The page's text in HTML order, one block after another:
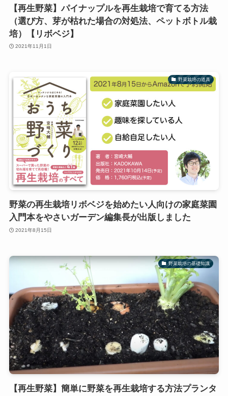
【再生野菜】パイナップルを再生栽培で育てる方法
（選び方、芽が枯れた場合の対処法、ペットボトル栽
培）【リボベジ】
2021年11月1日
野菜栽培の道具
野菜の再生栽培リボベジを始めたい人向けの家庭菜園
入門本をやさいガーデン編集長が出版しました
2021年8月15日
野菜栽培の基礎知識
【再生野菜】簡単に野菜を再生栽培する方法プランタ